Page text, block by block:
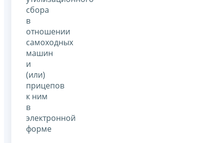
сбора
в
отношении
самоходных
машин
и
(или)
прицепов
к ним
в
электронной
форме